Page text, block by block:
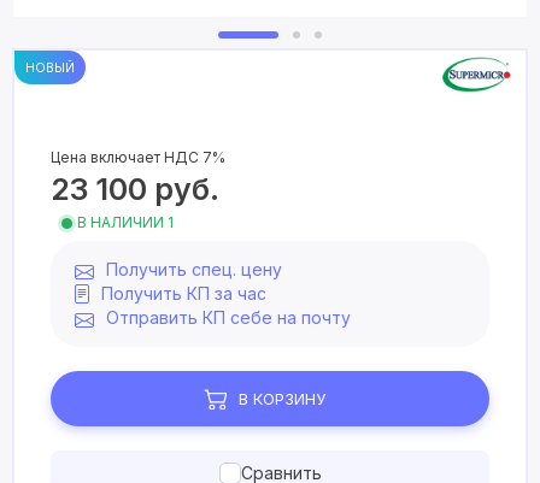
НОВЫЙ
Цена включает НДС 7%
23 100 руб.
В НАЛИЧИИ 1
Получить спец. цену
Получить КП за час
Отправить КП себе на почту
В КОРЗИНУ
Сравнить